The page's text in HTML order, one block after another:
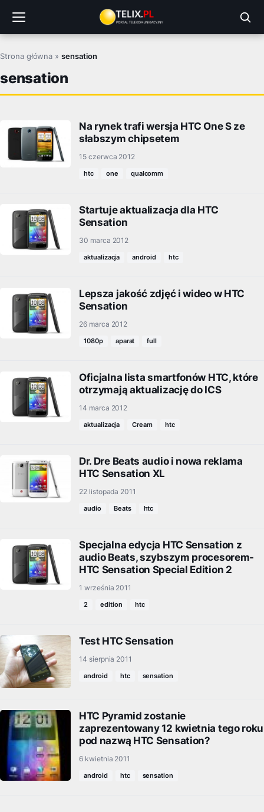
treści
Strona główna »sensation
sensation
Na rynek trafi wersja HTC One S ze
słabszym chipsetem
15 czerwca 2012
htc one qualcomm
Startuje aktualizacja dla HTC
Sensation
30 marca 2012
aktualizacja android htc
Lepsza jakość zdjęć i wideo w HTC
Sensation
26 marca 2012
1080p aparat full
Oficjalna lista smartfonów HTC, które
otrzymają aktualizację do ICS
14 marca 2012
aktualizacja Cream htc
Dr. Dre Beats audio i nowa reklama
HTC Sensation XL
22 listopada 2011
audio Beats htc
Specjalna edycja HTC Sensation z
audio Beats, szybszym procesorem-
HTC Sensation Special Edition 2
1 września 2011
2 edition htc
Test HTC Sensation
14 sierpnia 2011
android htc sensation
HTC Pyramid zostanie
zaprezentowany 12 kwietnia tego roku
pod nazwą HTC Sensation?
6 kwietnia 2011
android htc sensation